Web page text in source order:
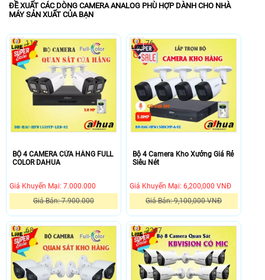
ĐỀ XUẤT CÁC DÒNG CAMERA ANALOG PHÙ HỢP DÀNH CHO NHÀ
MÁY SẢN XUẤT CỦA BẠN
BỘ 4 CAMERA CỬA HÀNG FULL
COLOR DAHUA
Giá Khuyến Mại: 7.000.000
Giá Bán: 7.900.000
bộ
4
camera
cửa
hàng
full
112
Bộ 4 Camera Kho Xưởng Giá Rẻ
Siêu Nét
Giá Khuyến Mại: 6,200,000 VNĐ
Giá Bán: 9,100,000 VNĐ
Lắp
đặt
bộ
camera
kho
xưởng
76
68 2267